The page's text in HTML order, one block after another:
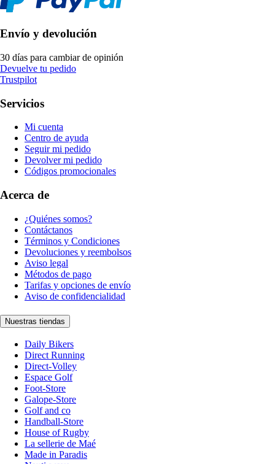
Envío y devolución
30 días para cambiar de opinión
Devuelve tu pedido
Trustpilot
Servicios
Mi cuenta
Centro de ayuda
Seguir mi pedido
Devolver mi pedido
Códigos promocionales
Acerca de
¿Quiénes somos?
Contáctanos
Términos y Condiciones
Devoluciones y reembolsos
Aviso legal
Métodos de pago
Tarifas y opciones de envío
Aviso de confidencialidad
Nuestras tiendas
Daily Bikers
Direct Running
Direct-Volley
Espace Golf
Foot-Store
Galope-Store
Golf and co
Handball-Store
House of Rugby
La sellerie de Maé
Made in Paradis